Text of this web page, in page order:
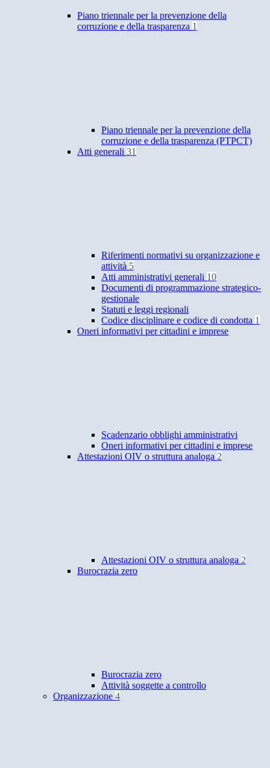
Piano triennale per la prevenzione della
corruzione e della trasparenza 1
Piano triennale per la prevenzione della
corruzione e della trasparenza (PTPCT)
Atti generali 31
Riferimenti normativi su organizzazione e
attività 5
Atti amministrativi generali 10
Documenti di programmazione strategico-
gestionale
Statuti e leggi regionali
Codice disciplinare e codice di condotta 1
Oneri informativi per cittadini e imprese
Scadenzario obblighi amministrativi
Oneri informativi per cittadini e imprese
Attestazioni OIV o struttura analoga 2
Attestazioni OIV o struttura analoga 2
Burocrazia zero
Burocrazia zero
Attività soggette a controllo
Organizzazione 4